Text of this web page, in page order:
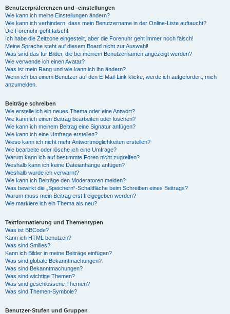
Benutzerpräferenzen und -einstellungen
Wie kann ich meine Einstellungen ändern?
Wie kann ich verhindern, dass mein Benutzername in der Online-Liste auftaucht?
Die Forenuhr geht falsch!
Ich habe die Zeitzone eingestellt, aber die Forenuhr geht immer noch falsch!
Meine Sprache steht auf diesem Board nicht zur Auswahl!
Was sind das für Bilder, die bei meinem Benutzernamen angezeigt werden?
Wie verwende ich einen Avatar?
Was ist mein Rang und wie kann ich ihn ändern?
Wenn ich bei einem Benutzer auf den E-Mail-Link klicke, werde ich aufgefordert, mich
anzumelden.
Beiträge schreiben
Wie erstelle ich ein neues Thema oder eine Antwort?
Wie kann ich einen Beitrag bearbeiten oder löschen?
Wie kann ich meinem Beitrag eine Signatur anfügen?
Wie kann ich eine Umfrage erstellen?
Wieso kann ich nicht mehr Antwortmöglichkeiten erstellen?
Wie bearbeite oder lösche ich eine Umfrage?
Warum kann ich auf bestimmte Foren nicht zugreifen?
Weshalb kann ich keine Dateianhänge anfügen?
Weshalb wurde ich verwarnt?
Wie kann ich Beiträge den Moderatoren melden?
Was bewirkt die „Speichern“-Schaltfläche beim Schreiben eines Beitrags?
Warum muss mein Beitrag erst freigegeben werden?
Wie markiere ich ein Thema als neu?
Textformatierung und Thementypen
Was ist BBCode?
Kann ich HTML benutzen?
Was sind Smilies?
Kann ich Bilder in meine Beiträge einfügen?
Was sind globale Bekanntmachungen?
Was sind Bekanntmachungen?
Was sind wichtige Themen?
Was sind geschlossene Themen?
Was sind Themen-Symbole?
Benutzer-Stufen und Gruppen